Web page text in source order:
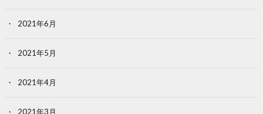
2021年6月
2021年5月
2021年4月
2021年3月